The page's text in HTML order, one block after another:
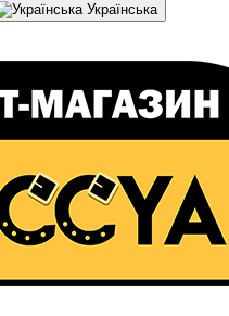
Українська